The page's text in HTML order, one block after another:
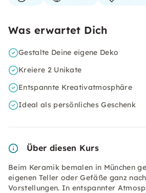
Was erwartet Dich
Gestalte Deine eigene Deko
Kreiere 2 Unikate
Entspannte Kreativatmosphäre
Ideal als persönliches Geschenk
Über diesen Kurs
Beim Keramik bemalen in München
eigenen Teller oder Gefäße ganz
Vorstellungen. In entspannter